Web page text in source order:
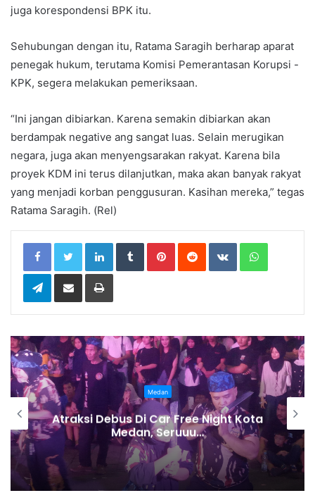
juga korespondensi BPK itu.
Sehubungan dengan itu, Ratama Saragih berharap aparat
penegak hukum, terutama Komisi Pemerantasan Korupsi -
KPK, segera melakukan pemeriksaan.
“Ini jangan dibiarkan. Karena semakin dibiarkan akan
berdampak negative ang sangat luas. Selain merugikan
negara, juga akan menyengsarakan rakyat. Karena bila
proyek KDM ini terus dilanjutkan, maka akan banyak rakyat
yang menjadi korban penggusuran. Kasihan mereka,” tegas
Ratama Saragih. (Rel)
LinkedIn Tumblr Pinterest Reddit VKontakte
Telegram Print
Medan
Paviliun Deli Serdang Raih Terbaik I
PRSU ke-50